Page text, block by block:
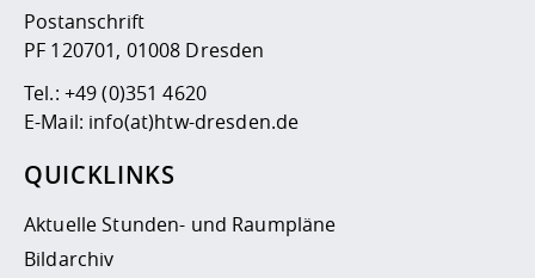
Postanschrift
PF 120701, 01008 Dresden
Tel.: +49 (0)351 4620
E-Mail: info(at)htw-dresden.de
QUICKLINKS
Aktuelle Stunden- und Raumpläne
Bildarchiv